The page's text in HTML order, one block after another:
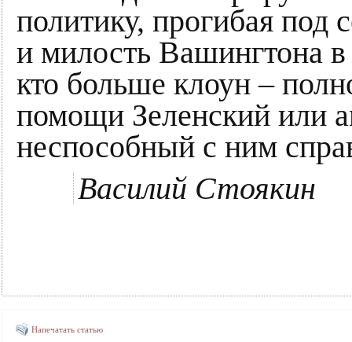
политику, прогибая
и милость Вашингтона
кто больше клоун –
помощи Зеленский или
неспособный с ним
Василий Стоякин
Напечатать статью